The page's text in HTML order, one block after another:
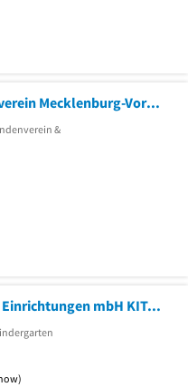
Blinden- u. Sehbehindertenverein Mecklenburg-Vorpommern e.V.
&
ASB Gesellschaft für soziale Einrichtungen mbH KITA"Sonnenland" Kindergärten und -heime